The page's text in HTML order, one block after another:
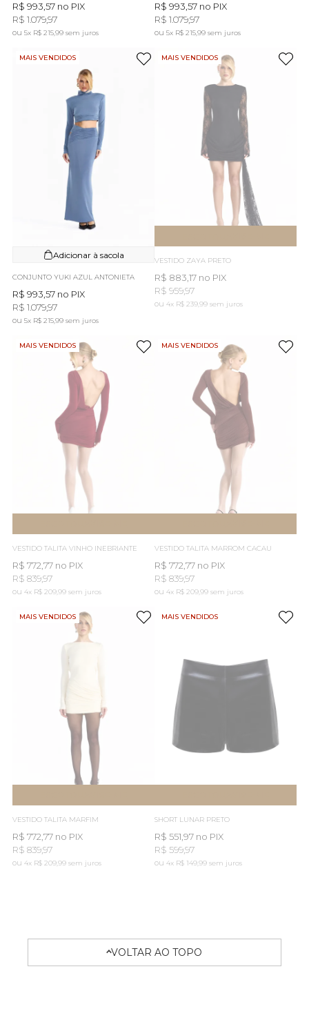
R$ 993,57 no PIX
R$ 1.079,97
5x R$ 215,99sem juros
R$ 993,57 no PIX
R$ 1.079,97
5x R$ 215,99 sem juros
MAIS VENDIDOS
Adicionar à sacola
CONJUNTO YUKI AZUL ANTONIETA
R$ 993,57 no PIX
R$ 1.079,97
5x R$ 215,99sem juros
MAIS VENDIDOS
VESTIDO ZAYA PRETO
R$ 883,17 no PIX
R$ 959,97
4x R$ 239,99 sem juros
MAIS VENDIDOS
VESTIDO TALITA VINHO INEBRIANTE
R$ 772,77 no PIX
R$ 839,97
4x R$ 209,99sem juros
MAIS VENDIDOS
VESTIDO TALITA MARROM CACAU
R$ 772,77 no PIX
R$ 839,97
4x R$ 209,99 sem juros
MAIS VENDIDOS
VESTIDO TALITA MARFIM
R$ 772,77 no PIX
R$ 839,97
4x R$ 209,99sem juros
MAIS VENDIDOS
SHORT LUNAR PRETO
R$ 551,97 no PIX
R$ 599,97
4x R$ 149,99 sem juros
VOLTAR AO TOPO